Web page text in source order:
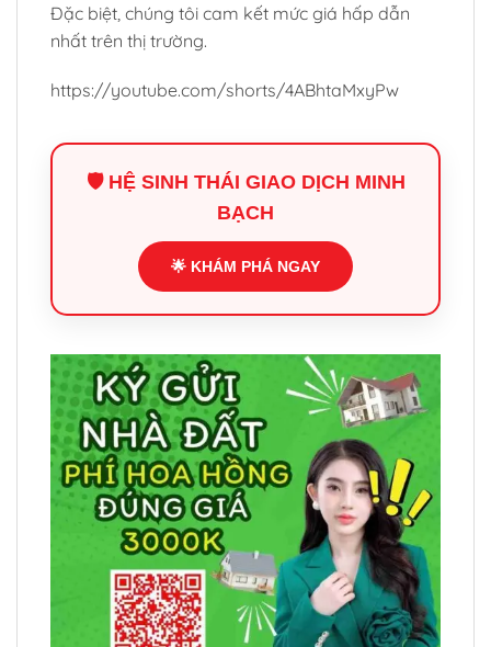
Đặc biệt, chúng tôi cam kết mức giá hấp dẫn
nhất trên thị trường.
https://youtube.com/shorts/4ABhtaMxyPw
🛡️ HỆ SINH THÁI GIAO DỊCH MINH
BẠCH
🌟 KHÁM PHÁ NGAY